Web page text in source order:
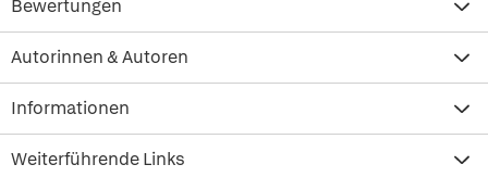
Bewertungen
Autorinnen & Autoren
Informationen
Weiterführende Links